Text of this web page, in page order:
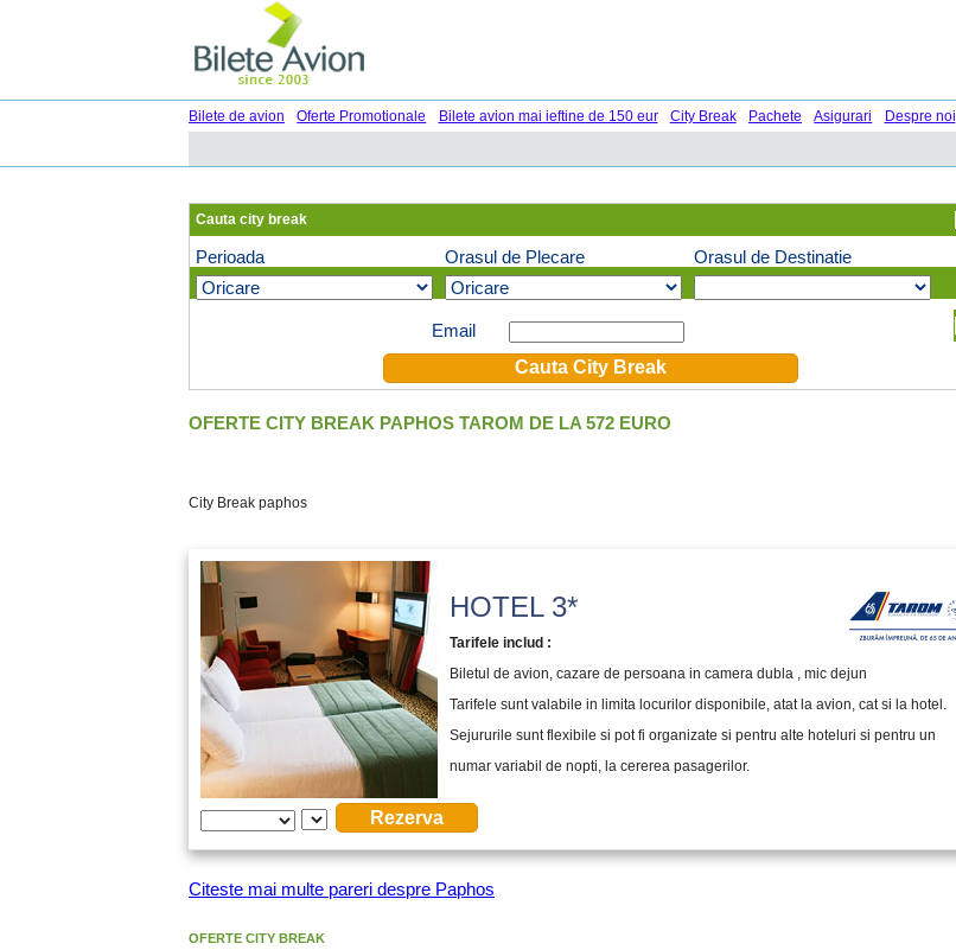
Bilete de avion
Oferte Promotionale Bilete avion mai ieftine de 150 eur City Break Pachete Asigurari Despre noi
Cauta city break
Perioada Orasul de Plecare Orasul de Destinatie
Email
OFERTE CITY BREAK PAPHOS TAROM DE LA 572 EURO
City Break paphos
HOTEL 3*
Tarifele includ :
Biletul de avion, cazare de persoana in camera dubla , mic dejun
Tarifele sunt valabile in limita locurilor disponibile, atat la avion, cat si la hotel.
Sejururile sunt flexibile si pot fi organizate si pentru alte hoteluri si pentru un
numar variabil de nopti, la cererea pasagerilor.
Citeste mai multe pareri despre Paphos
OFERTE CITY BREAK